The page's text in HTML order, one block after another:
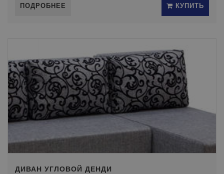
ПОДРОБНЕЕ КУПИТЬ
ДИВАН УГЛОВОЙ ДЕНДИ